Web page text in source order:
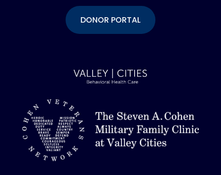
DONOR PORTAL